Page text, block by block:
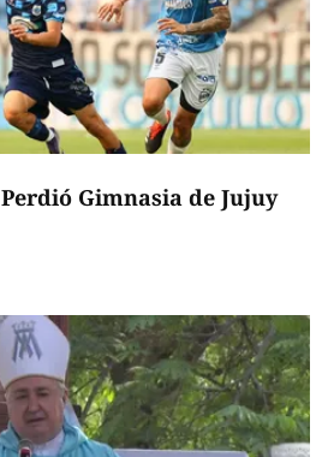
Perdió Gimnasia de Jujuy